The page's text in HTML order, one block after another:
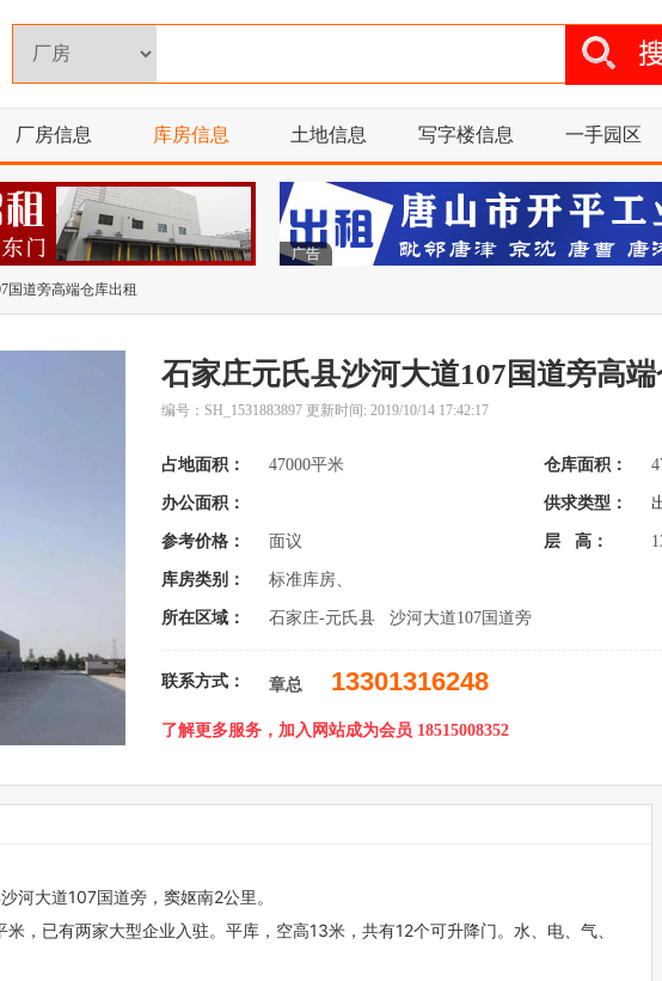
厂房信息 库房信息 土地信息 写字楼信息 一手园区
广告
道旁高端仓库出租
石家庄元氏县沙河大道107国道旁高端
编号：SH_1531883897 更新时间: 2019/10/14 17:42:17
占地面积： 47000平米 仓库面积：
办公面积： 供求类型：
参考价格： 面议 层 高：
库房类别： 标准库房、
所在区域： 石家庄-元氏县 沙河大道107国道旁
联系方式： 章总 13301316248
了解更多服务，加入网站成为会员 18515008352
大道107国道旁，窦妪南2公里。
，已有两家大型企业入驻。平库，空高13米，共有12个可升降门。水、电、气、